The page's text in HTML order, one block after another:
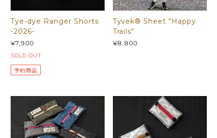
Tye-dye Ranger Shorts
-2026-
¥7,900
SOLD OUT
予約商品
Tyvek®︎ Sheet "Happy
Trails"
¥8,800